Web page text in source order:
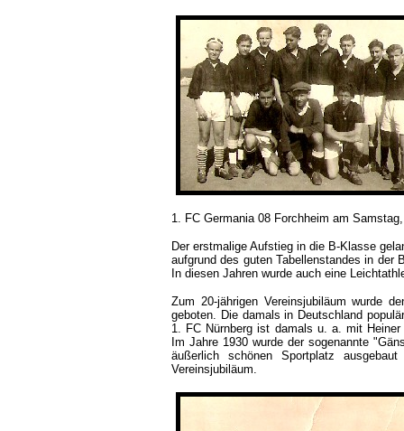
1. FC Germania 08 Forchheim am
Der erstmalige Aufstieg in die B-Klasse
aufgrund des guten Tabellenstandes in der
In diesen Jahren wurde auch eine
Zum 20-jährigen Vereinsjubiläum wurde
geboten. Die damals in Deutschland
1. FC Nürnberg ist damals u. a. mit
Im Jahre 1930 wurde der sogenannte
äußerlich schönen Sportplatz
Vereinsjubiläum.